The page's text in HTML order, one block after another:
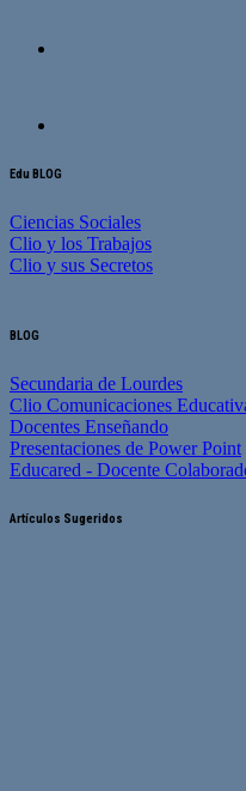
Edu BLOG
Ciencias Sociales
Clio y los Trabajos
Clio y sus Secretos
BLOG
Secundaria de Lourdes
Clio Comunicaciones
Docentes Enseñando
Presentaciones de Power Point
Educared - Docente
Artículos Sugeridos